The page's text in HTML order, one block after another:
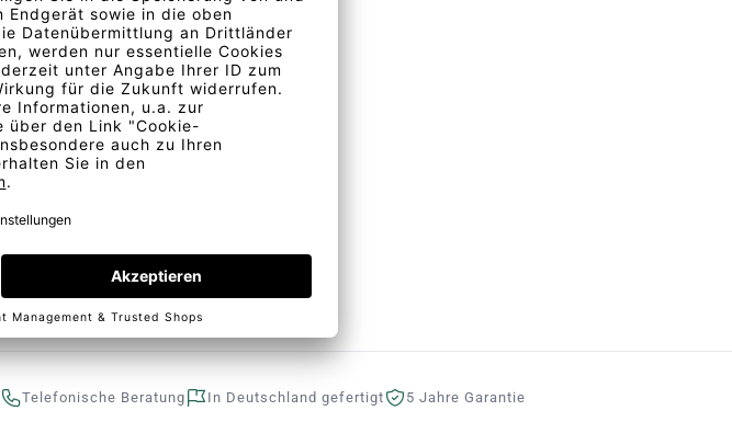
Telefonische Beratung In Deutschland gefertigt 5 Jahre Garantie